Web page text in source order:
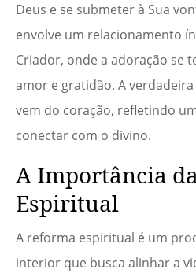
Deus e se submeter à Sua
envolve um relacionamento
Criador, onde a adoração se
amor e gratidão. A
vem do coração, refletindo
conectar com o divino.
A Importância
Espiritual
A reforma espiritual é um
interior que busca alinhar a